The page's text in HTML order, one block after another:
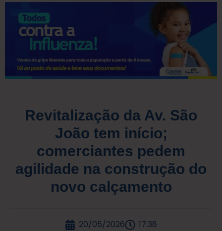
Revitalização da Av. São
João tem início;
comerciantes pedem
agilidade na construção do
novo calçamento
20/05/2026 17:38